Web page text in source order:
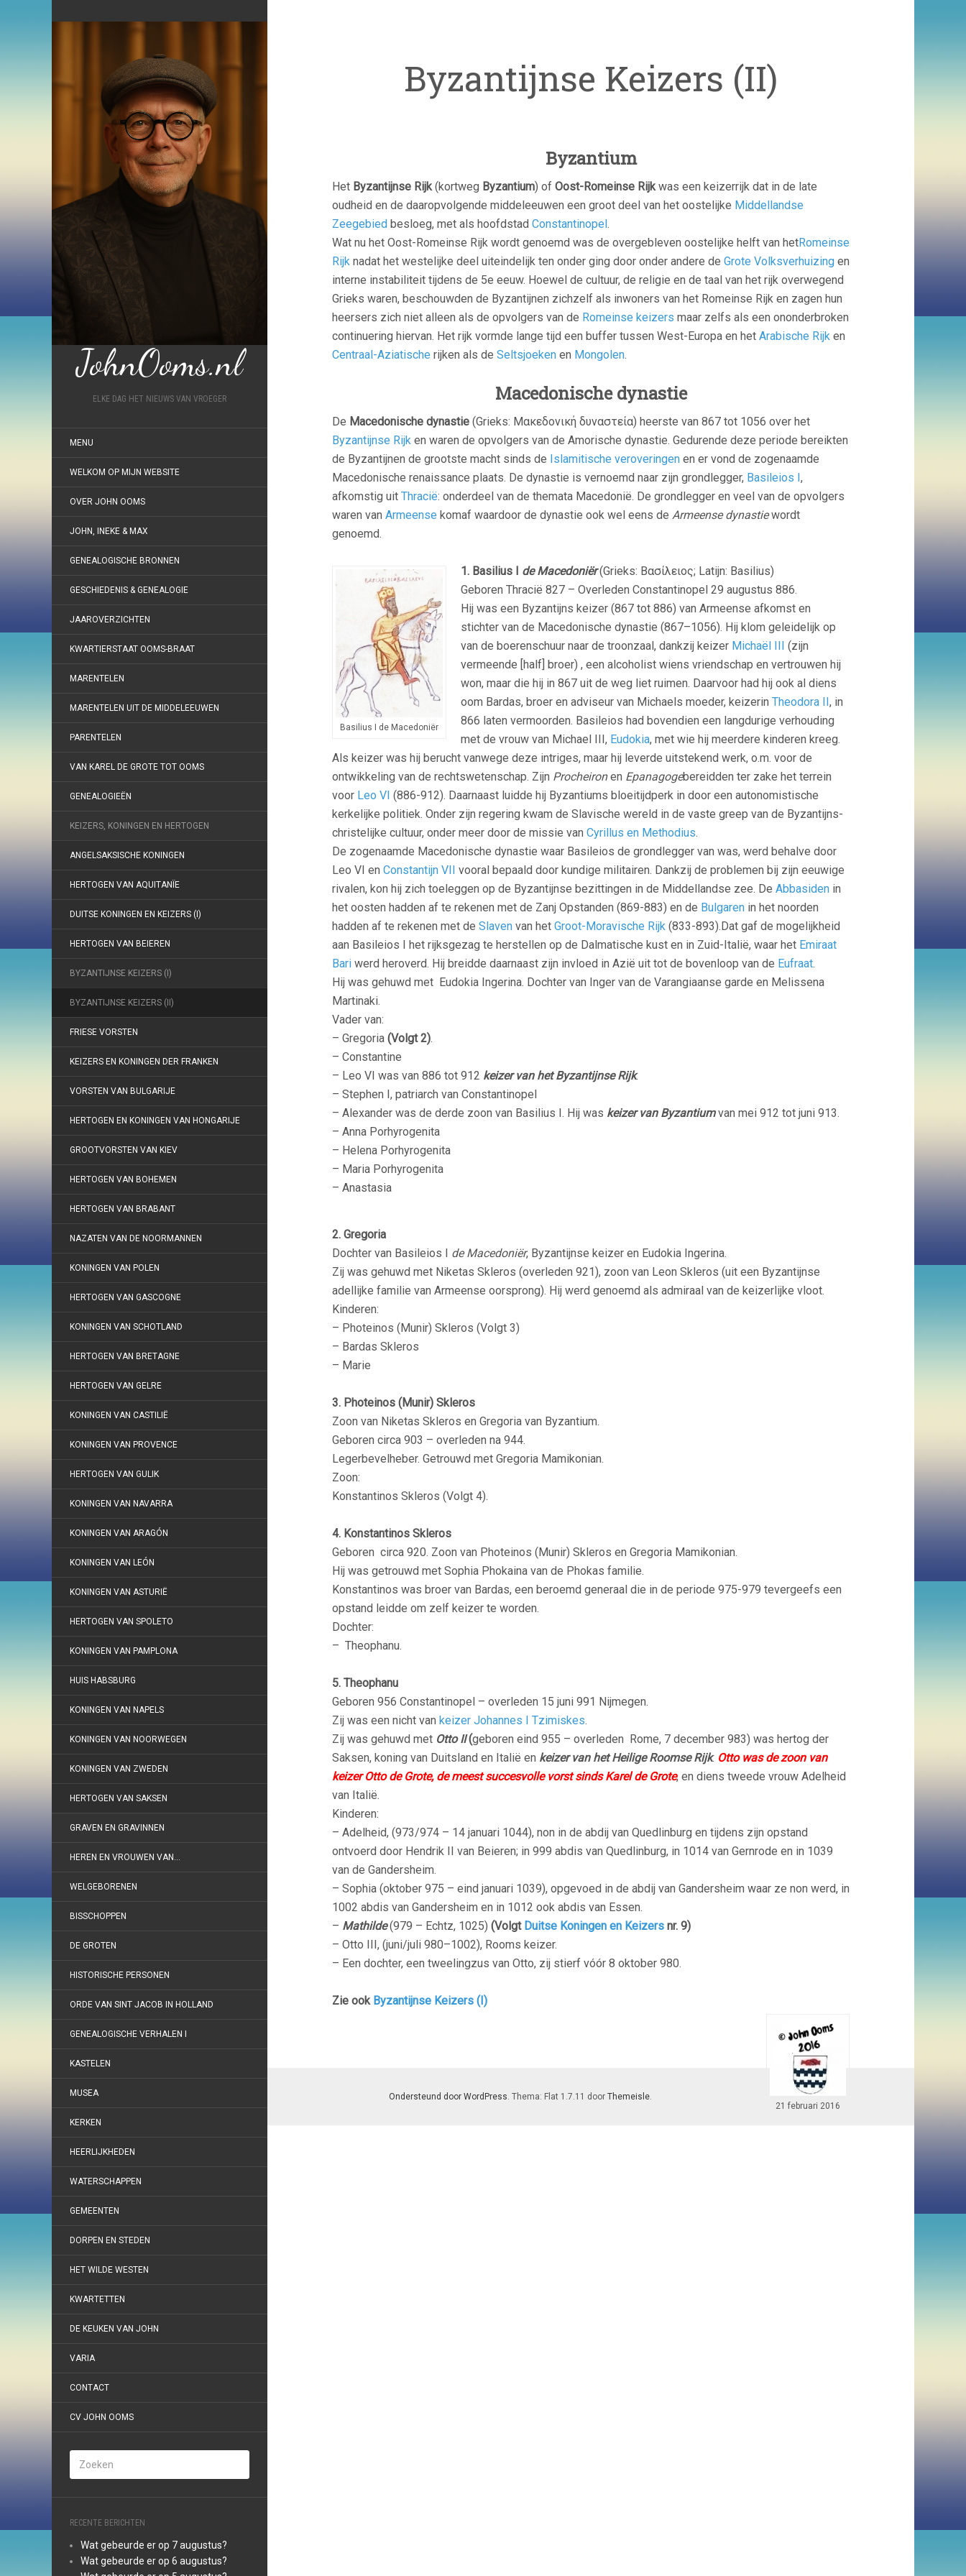
JohnOoms.nl
ELKE DAG HET NIEUWS VAN VROEGER
MENU
WELKOM OP MIJN WEBSITE
OVER JOHN OOMS
JOHN, INEKE & MAX
GENEALOGISCHE BRONNEN
GESCHIEDENIS & GENEALOGIE
JAAROVERZICHTEN
KWARTIERSTAAT OOMS-BRAAT
MARENTELEN
MARENTELEN UIT DE MIDDELEEUWEN
PARENTELEN
VAN KAREL DE GROTE TOT OOMS
GENEALOGIEËN
KEIZERS, KONINGEN EN HERTOGEN
ANGELSAKSISCHE KONINGEN
HERTOGEN VAN AQUITANÏE
DUITSE KONINGEN EN KEIZERS (I)
HERTOGEN VAN BEIEREN
BYZANTIJNSE KEIZERS (I)
BYZANTIJNSE KEIZERS (II)
FRIESE VORSTEN
KEIZERS EN KONINGEN DER FRANKEN
VORSTEN VAN BULGARIJE
HERTOGEN EN KONINGEN VAN HONGARIJE
GROOTVORSTEN VAN KIEV
HERTOGEN VAN BOHEMEN
HERTOGEN VAN BRABANT
NAZATEN VAN DE NOORMANNEN
KONINGEN VAN POLEN
HERTOGEN VAN GASCOGNE
KONINGEN VAN SCHOTLAND
HERTOGEN VAN BRETAGNE
HERTOGEN VAN GELRE
KONINGEN VAN CASTILIË
KONINGEN VAN PROVENCE
HERTOGEN VAN GULIK
KONINGEN VAN NAVARRA
KONINGEN VAN ARAGÓN
KONINGEN VAN LEÓN
KONINGEN VAN ASTURIË
HERTOGEN VAN SPOLETO
KONINGEN VAN PAMPLONA
HUIS HABSBURG
KONINGEN VAN NAPELS
KONINGEN VAN NOORWEGEN
KONINGEN VAN ZWEDEN
HERTOGEN VAN SAKSEN
GRAVEN EN GRAVINNEN
HEREN EN VROUWEN VAN…
WELGEBORENEN
BISSCHOPPEN
DE GROTEN
HISTORISCHE PERSONEN
ORDE VAN SINT JACOB IN HOLLAND
GENEALOGISCHE VERHALEN I
KASTELEN
MUSEA
KERKEN
HEERLIJKHEDEN
WATERSCHAPPEN
GEMEENTEN
DORPEN EN STEDEN
HET WILDE WESTEN
KWARTETTEN
DE KEUKEN VAN JOHN
VARIA
CONTACT
CV JOHN OOMS
RECENTE BERICHTEN
Wat gebeurde er op 7 augustus?
Wat gebeurde er op 6 augustus?
Byzantijnse Keizers (II)
Byzantium
Het Byzantijnse Rijk(kortweg Byzantium) of Oost-Romeinse Rijkwas een keizerrijk dat in de late
oudheid en de daaropvolgende middeleeuwen een groot deel van het oostelijke Middellandse
Zeegebied besloeg, met als hoofdstad Constantinopel.
Wat nu het Oost-Romeinse Rijk wordt genoemd was de overgebleven oostelijke helft van hetRomeinse
Rijk nadat het westelijke deel uiteindelijk ten onder ging door onder andere de Grote Volksverhuizing en
interne instabiliteit tijdens de 5e eeuw. Hoewel de cultuur, de religie en de taal van het rijk overwegend
Grieks waren, beschouwden de Byzantijnen zichzelf als inwoners van het Romeinse Rijk en zagen hun
heersers zich niet alleen als de opvolgers van de Romeinse keizers maar zelfs als een ononderbroken
continuering hiervan. Het rijk vormde lange tijd een buffer tussen West-Europa en het Arabische Rijk en
Centraal-Aziatische rijken als de Seltsjoeken en Mongolen.
Macedonische dynastie
De Macedonische dynastie (Grieks: Μακεδονική δυναστεία) heerste van 867 tot 1056 over het
Byzantijnse Rijk en waren de opvolgers van de Amorische dynastie. Gedurende deze periode bereikten
de Byzantijnen de grootste macht sinds de Islamitische veroveringen en er vond de zogenaamde
Macedonische renaissance plaats. De dynastie is vernoemd naar zijn grondlegger, Basileios I,
afkomstig uit Thracië: onderdeel van de themata Macedonië. De grondlegger en veel van de opvolgers
waren van Armeense komaf waardoor de dynastie ook wel eens de Armeense dynastiewordt
genoemd.
Basilius I de Macedoniër
1. Basilius I de Macedoniër (Grieks: Βασίλειος; Latijn: Basilius)
Geboren Thracië 827 – Overleden Constantinopel 29 augustus 886.
Hij was een Byzantijns keizer (867 tot 886) van Armeense afkomst en
stichter van de Macedonische dynastie (867–1056). Hij klom geleidelijk op
van de boerenschuur naar de troonzaal, dankzij keizer Michaël III (zijn
vermeende [half] broer) , een alcoholist wiens vriendschap en vertrouwen hij
won, maar die hij in 867 uit de weg liet ruimen. Daarvoor had hij ook al diens
oom Bardas, broer en adviseur van Michaels moeder, keizerin Theodora II, in
866 laten vermoorden. Basileios had bovendien een langdurige verhouding
met de vrouw van Michael III, Eudokia, met wie hij meerdere kinderen kreeg.
Als keizer was hij berucht vanwege deze intriges, maar hij leverde uitstekend werk, o.m. voor de
ontwikkeling van de rechtswetenschap. Zijn Procheironen Epanagogebereidden ter zake het terrein
voor Leo VI (886-912). Daarnaast luidde hij Byzantiums bloeitijdperk in door een autonomistische
kerkelijke politiek. Onder zijn regering kwam de Slavische wereld in de vaste greep van de Byzantijns-
christelijke cultuur, onder meer door de missie van Cyrillus en Methodius.
De zogenaamde Macedonische dynastie waar Basileios de grondlegger van was, werd behalve door
Leo VI en Constantijn VII vooral bepaald door kundige militairen. Dankzij de problemen bij zijn eeuwige
rivalen, kon hij zich toeleggen op de Byzantijnse bezittingen in de Middellandse zee. De Abbasiden in
het oosten hadden af te rekenen met de Zanj Opstanden (869-883) en de Bulgaren in het noorden
hadden af te rekenen met de Slaven van het Groot-Moravische Rijk (833-893).Dat gaf de mogelijkheid
aan Basileios I het rijksgezag te herstellen op de Dalmatische kust en in Zuid-Italië, waar het Emiraat
Bari werd heroverd. Hij breidde daarnaast zijn invloed in Azië uit tot de bovenloop van de Eufraat.
Hij was gehuwd met Eudokia Ingerina. Dochter van Inger van de Varangiaanse garde en Melissena
Martinaki.
Vader van:
– Gregoria (Volgt 2).
– Constantine
– Leo VI was van 886 tot 912 keizer van het Byzantijnse Rijk.
– Stephen I, patriarch van Constantinopel
– Alexander was de derde zoon van Basilius I. Hij was keizer van Byzantium van mei 912 tot juni 913.
– Anna Porhyrogenita
– Helena Porhyrogenita
– Maria Porhyrogenita
– Anastasia
2. Gregoria
Dochter van Basileios I de Macedoniër, Byzantijnse keizer en Eudokia Ingerina.
Zij was gehuwd met Niketas Skleros (overleden 921), zoon van Leon Skleros (uit een Byzantijnse
adellijke familie van Armeense oorsprong). Hij werd genoemd als admiraal van de keizerlijke vloot.
Kinderen:
– Photeinos (Munir) Skleros (Volgt 3)
– Bardas Skleros
– Marie
3. Photeinos (Munir) Skleros
Zoon van Niketas Skleros en Gregoria van Byzantium.
Geboren circa 903 – overleden na 944.
Legerbevelheber. Getrouwd met Gregoria Mamikonian.
Zoon:
Konstantinos Skleros (Volgt 4).
4. Konstantinos Skleros
Geboren circa 920. Zoon van Photeinos (Munir) Skleros en Gregoria Mamikonian.
Hij was getrouwd met Sophia Phokaina van de Phokas familie.
Konstantinos was broer van Bardas, een beroemd generaal die in de periode 975-979 tevergeefs een
opstand leidde om zelf keizer te worden.
Dochter:
– Theophanu.
5. Theophanu
Geboren 956 Constantinopel – overleden 15 juni 991 Nijmegen.
Zij was een nicht van keizer Johannes I Tzimiskes.
Zij was gehuwd met Otto II(geboren eind 955 – overleden Rome, 7 december 983) was hertog der
Saksen, koning van Duitsland en Italië en keizer van het Heilige Roomse Rijk. Otto was de zoon van
keizer Otto de Grote, de meest succesvolle vorst sinds Karel de Grote, en diens tweede vrouw Adelheid
van Italië.
Kinderen:
– Adelheid, (973/974 – 14 januari 1044), non in de abdij van Quedlinburg en tijdens zijn opstand
ontvoerd door Hendrik II van Beieren; in 999 abdis van Quedlinburg, in 1014 van Gernrode en in 1039
van de Gandersheim.
– Sophia (oktober 975 – eind januari 1039), opgevoed in de abdij van Gandersheim waar ze non werd, in
1002 abdis van Gandersheim en in 1012 ook abdis van Essen.
– Mathilde(979 – Echtz, 1025) (Volgt Duitse Koningen en Keizers nr. 9)
– Otto III, (juni/juli 980–1002), Rooms keizer.
– Een dochter, een tweelingzus van Otto, zij stierf vóór 8 oktober 980.
Zie ook Byzantijnse Keizers (I)
21 februari 2016
Ondersteund door WordPress. Thema: Flat 1.7.11 door Themeisle.